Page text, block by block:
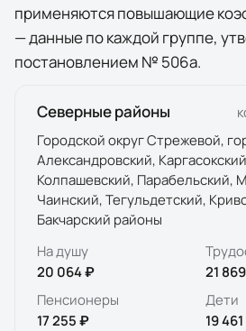
применяются повышающие
— данные по каждой группе,
постановлением № 506а.
Северные районы
Городской округ Стрежевой,
Александровский,
Колпашевский, Парабельский,
Чаинский, Тегульдетский,
Бакчарский районы
На душу
20 064 ₽
21
Пенсионеры
17 255 ₽
Дети
19